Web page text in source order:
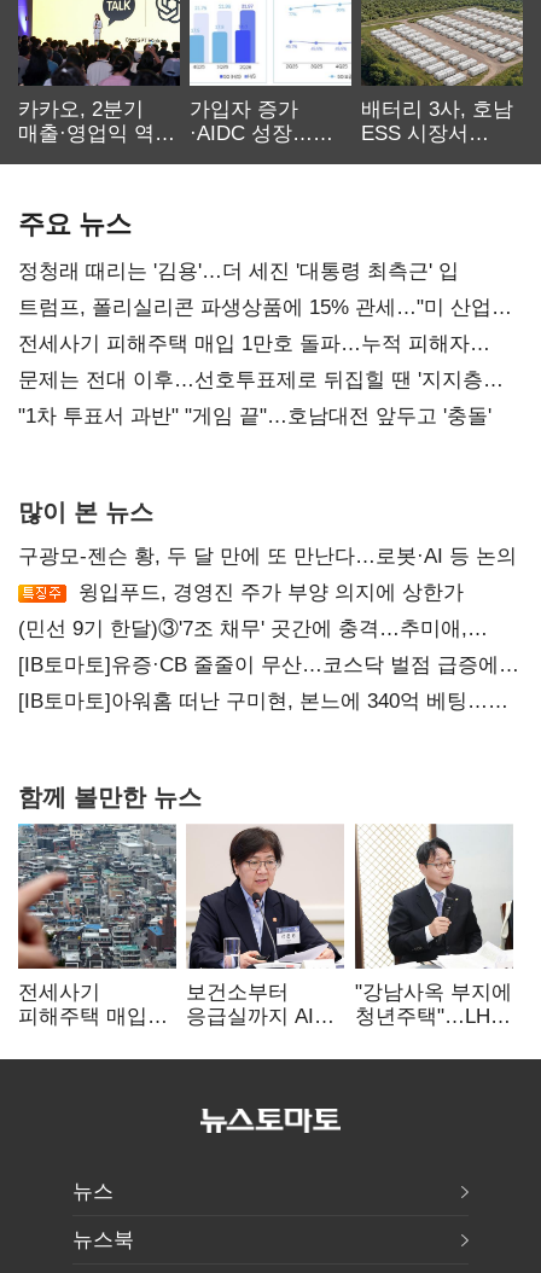
카카오, 2분기
매출·영업익 역대
가입자 증가
·AIDC 성장…
배터리 3사, 호남
ESS 시장서
주요 뉴스
정청래 때리는 '김용'…더 세진 '대통령 최측근' 입
트럼프, 폴리실리콘 파생상품에 15% 관세…"미 산업
재건"
전세사기 피해주택 매입 1만호 돌파…누적 피해자
4만278명
문제는 전대 이후…선호투표제로 뒤집힐 땐 '지지층
불복'
"1차 투표서 과반" "게임 끝"…호남대전 앞두고 '충돌'
많이 본 뉴스
구광모-젠슨 황, 두 달 만에 또 만난다…로봇·AI 등 논의
윙입푸드, 경영진 주가 부양 의지에 상한가
(민선 9기 한달)③'7조 채무' 곳간에 충격…추미애,
20년만에 '비상재정' 선언 승부수
[IB토마토]유증·CB 줄줄이 무산…코스닥 벌점 급증에
상폐 압박
[IB토마토]아워홈 떠난 구미현, 본느에 340억 베팅…
함께 볼만한 뉴스
전세사기
피해주택 매입
누적 피해자
보건소부터
응급실까지 AI
혁신 본격화
"강남사옥 부지에
청년주택"…LH도
뉴스
뉴스북